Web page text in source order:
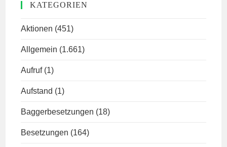
KATEGORIEN
Aktionen (451)
Allgemein (1.661)
Aufruf (1)
Aufstand (1)
Baggerbesetzungen (18)
Besetzungen (164)